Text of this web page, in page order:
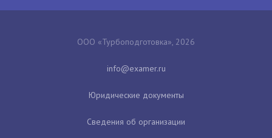
ООО «Турбоподготовка», 2026
Юридические документы
Сведения об организации